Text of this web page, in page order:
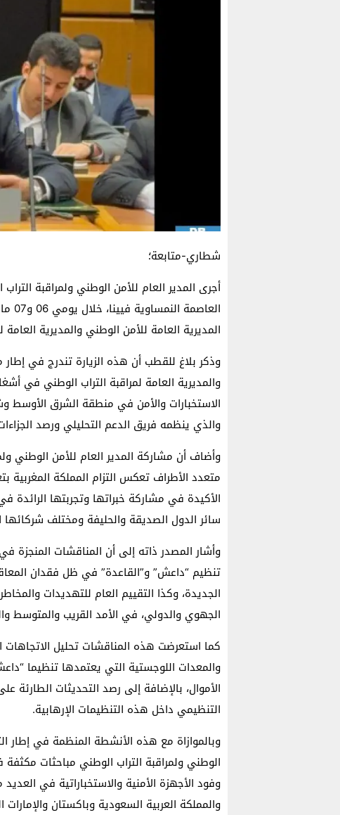
شطاري-متابعة؛
أجرى المدير العام للأمن الوطني ولمراقبة
المديرية العامة للأمن الوطني والمديرية العامة
وذكر بلاغ للقطب أن هذه الزيارة تندرج في
والمديرية العامة لمراقبة التراب الوطني في
الاستخبارات والأمن في منطقة الشرق الأوسط
والذي ينظمه فريق الدعم التحليلي ورصد
وأضاف أن مشاركة المدير العام للأمن الوطني
متعدد الأطراف تعكس التزام المملكة المغربية
الأكيدة في مشاركة خبراتها وتجربتها الرائدة
سائر الدول الصديقة والحليفة ومختلف شركائها
وأشار المصدر ذاته إلى أن المناقشات المنجزة
تنظيم “داعش” و”القاعدة” في ظل فقدان المعاقل
الجديدة، وكذا التقييم العام للتهديدات
الجهوي والدولي، في الأمد القريب والمتوسط
كما استعرضت هذه المناقشات تحليل الاتجاهات
والمعدات اللوجستية التي يعتمدها تنظيما
الأموال، بالإضافة إلى رصد التحديثات الطارئة
التنظيمي داخل هذه التنظيمات الإرهابية.
وبالموازاة مع هذه الأنشطة المنظمة في إطار
الوطني ولمراقبة التراب الوطني مباحثات
وفود الأجهزة الأمنية والاستخباراتية في
والمملكة العربية السعودية وباكستان والإمارات